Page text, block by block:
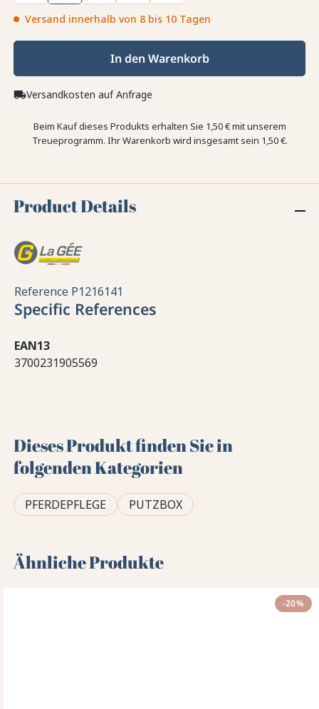
Versand innerhalb von 8 bis 10 Tagen
In den Warenkorb
local_shippingVersandkosten auf Anfrage
Beim Kauf dieses Produkts erhalten Sie 1,50 €mit unserem
Treueprogramm. Ihr Warenkorb wird insgesamt sein 1,50 €.
Product Details
Reference P1216141
Specific References
EAN13
3700231905569
Dieses Produkt finden Sie in
folgenden Kategorien
PFERDEPFLEGE PUTZBOX
Ähnliche Produkte
-20%